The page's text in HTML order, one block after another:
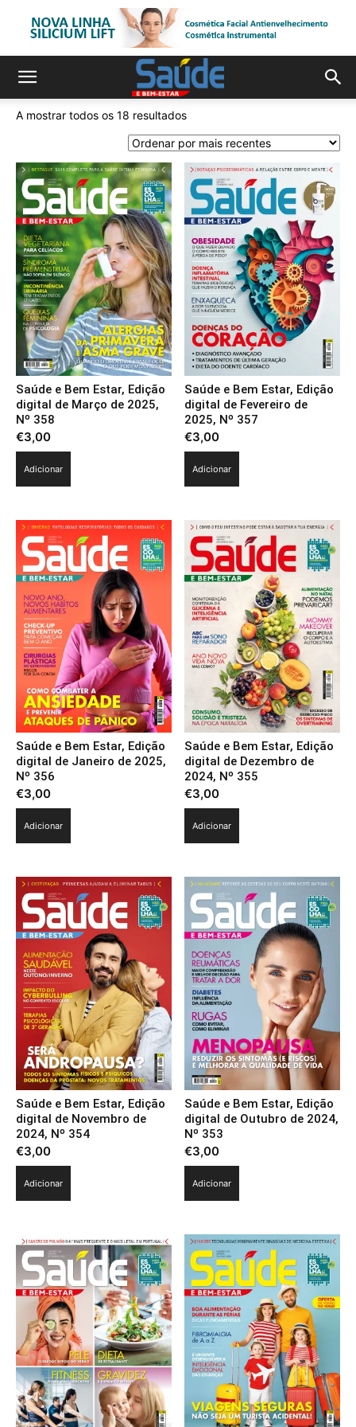
A mostrar todos os 18 resultados
por
mais
recentes
Saúde e Bem Estar, Edição
digital de Março de 2025,
Nº 358
€3,00
Adicionar
Saúde e Bem Estar, Edição
digital de Fevereiro de
2025, Nº 357
€3,00
Adicionar
Saúde e Bem Estar, Edição
digital de Janeiro de 2025,
Nº 356
€3,00
Adicionar
Saúde e Bem Estar, Edição
digital de Dezembro de
2024, Nº 355
€3,00
Adicionar
Saúde e Bem Estar, Edição
digital de Novembro de
2024, Nº 354
€3,00
Adicionar
Saúde e Bem Estar, Edição
digital de Outubro de 2024,
Nº 353
€3,00
Adicionar